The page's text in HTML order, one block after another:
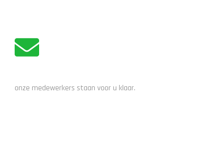
onze medewerkers staan voor u klaar.